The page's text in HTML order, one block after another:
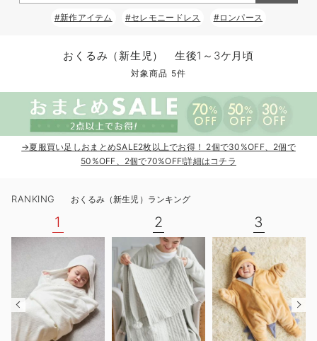
ツーウェイオール・2WAYオール（新生児）
ロンパース・カバーオール
ベビー ブルマ
ベビー スカート
ベビー セットアップ
スタイ・よだれかけ（新生児・ベビー）
ベビー帽子（新生児・乳児）
新生児スリーパー・ベビーパジャマ
ベビーシューズ・ファーストシューズ・ベビー靴下
ベビーベッド・布団 （ベビー・新生児） ベビーチェア（ハイローチェア）・ベビーラック
ベビー 雑貨 小物
ベビー安全グッズ
授乳・調乳・お食事
哺乳瓶
赤ちゃん 洗剤・洗濯用品・お掃除
赤ちゃん お風呂・ベビースキンケア
おむつ関連グッズ
猛暑からベビーを守るひんやりグッズ
ベビーの動物なりきり特集
ベビー 夏のお役立ちグッズ特集
【素材別】ベビーロンパース特集
【アウトレット】ワンピース
【アウトレット】パジャマ
【アウトレット】インナー
【アウトレット】ベビー
抗菌防臭加工
コットン素材
冷房対策
親子セット
快適機能ウェア特集 トップス
快適機能ウェア特集 ボトムス
快適機能ウェア特集 パジャマ
再入荷｜インナー ワンピース
スカート
インナー
ベビー
MAX55%OFF ブラックフ
【37周年祭セール】
【15℃】3月下旬～
動きやすく着回しで
強撚スムース(コスパ
【おまとめ割】パジ
カジュアル
オフィス
ジャケット派
きれいめ美脚パンツ派
王道シンプル派
マタニティパジャマ
【オフィスカジュア
レギンスタイプ
【フォーマル】ワン
【ベビー】長袖
ハンカチ
短肌着
快適ウェア10%OFF
快適ウェア10%OFF
セットアップ・ レイ
ジャンパースカート/
カジュアル
あったかアイテム｜
〜3,000円（税込）
10,001円（税込）〜
男の子におススメの
もらって嬉しいギフト
かわいくておもしろ
何枚あっても嬉しい
長く使えるアイテム
お部屋映えアイテム
薄くてあったか
保温&リカバリー
カップ付きインナー
裏起毛素材
入院してすぐ使うグ
【冬のあったか特集
【冬のあったか特集
#新作アイテム #セレモニードレス #ロンパース
おくるみ（新生児） 生後1～3ケ月頃
対象商品 5件
→夏服買い足しおまとめSALE2枚以上でお得！ 2個で30%OFF、2個で
50%OFF、2個で70%OFF!詳細はコチラ
RANKING おくるみ（新生児）ランキング
1 2 3
閉じる